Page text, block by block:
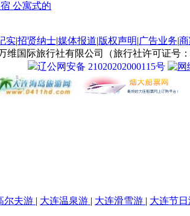
公寓式的
实|招贤纳士|媒体报道|版权声明|广告业务|
维国际旅行社有限公司（旅行社许可证号
辽公网安备 21020202000115号
尔夫游 | 大连温泉游 | 大连滑雪游 | 大连节日